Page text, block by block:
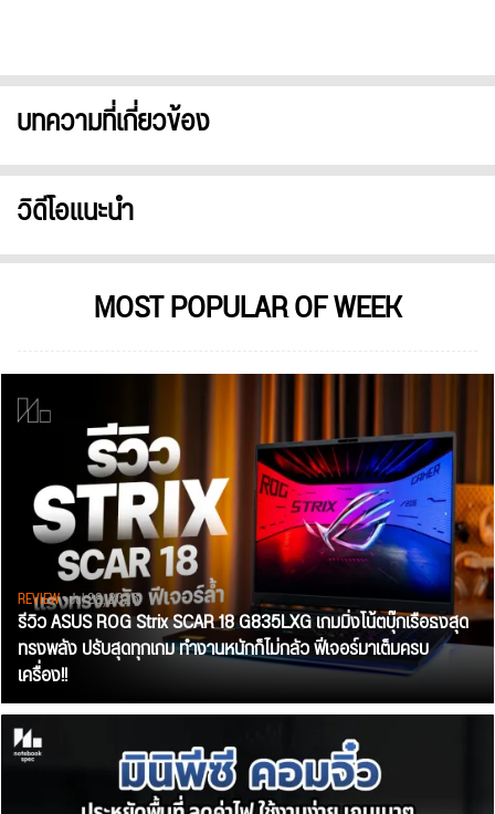
บทความที่เกี่ยวข้อง
วิดีโอแนะนำ
MOST POPULAR OF WEEK
REVIEW• Jul 28, 2026
รีวิว ASUS ROG Strix SCAR 18 G835LXG เกมมิ่งโน้ตบุ๊กเรือธงสุด
ทรงพลัง ปรับสุดทุกเกม ทำงานหนักก็ไม่กลัว ฟีเจอร์มาเต็มครบ
เครื่อง!!